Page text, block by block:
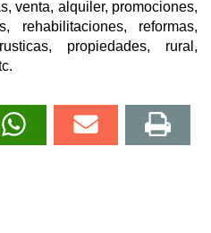
venta, alquiler, promociones,
rehabilitaciones, reformas,
propiedades, rural,